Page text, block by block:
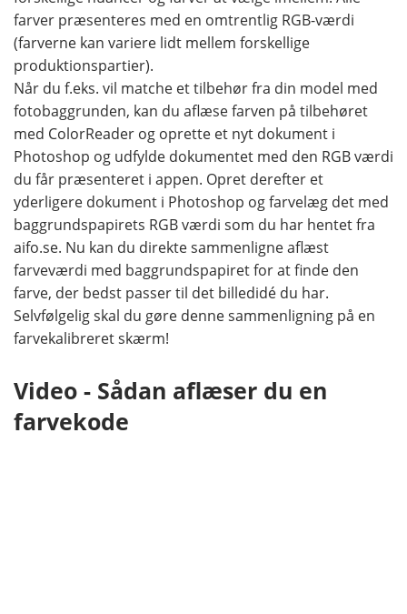
farver præsenteres med en omtrentlig RGB-værdi
(farverne kan variere lidt mellem forskellige
produktionspartier).
Når du f.eks. vil matche et tilbehør fra din model med
fotobaggrunden, kan du aflæse farven på tilbehøret
med ColorReader og oprette et nyt dokument i
Photoshop og udfylde dokumentet med den RGB værdi
du får præsenteret i appen. Opret derefter et
yderligere dokument i Photoshop og farvelæg det med
baggrundspapirets RGB værdi som du har hentet fra
aifo.se. Nu kan du direkte sammenligne aflæst
farveværdi med baggrundspapiret for at finde den
farve, der bedst passer til det billedidé du har.
Selvfølgelig skal du gøre denne sammenligning på en
farvekalibreret skærm!
Video - Sådan aflæser du en
farvekode